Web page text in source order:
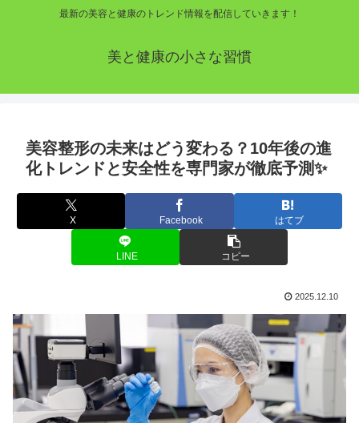
最新の美容と健康のトレンド情報を配信していきます！
美と健康の小さな習慣
美容整形の未来はどう変わる？10年後の進
化トレンドと安全性を専門家が徹底予測✨
X Facebook はてブ
LINE コピー
2025.12.10